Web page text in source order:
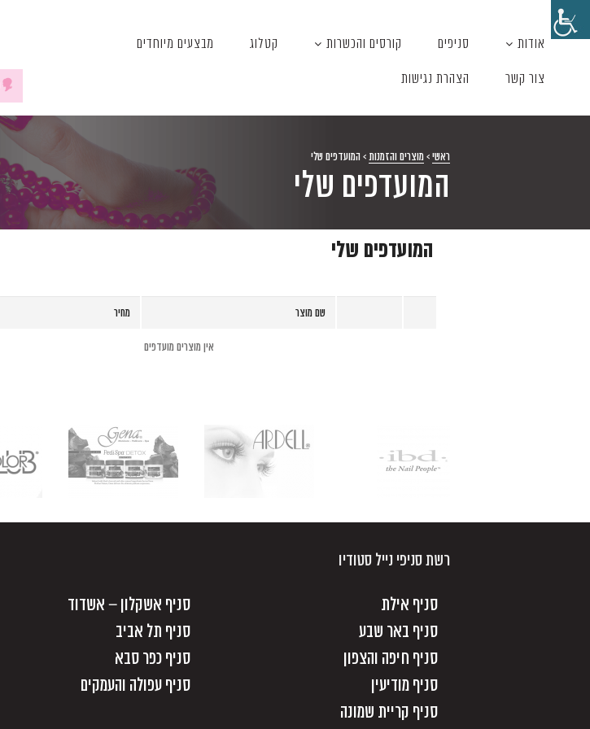
אודות סניפים קורסים והכשרות קטלוג מבצעים מיוחדים
צור קשר הצהרת נגישות
ראשי > מוצרים והזמנות > המועדפים שלי
המועדפים שלי
המועדפים שלי
שם מוצר מחיר
אין מוצרים מועדפים
רשת סניפי נייל סטודיו
סניף אילת
סניף אשקלון – אשדוד
סניף באר שבע
סניף תל אביב
סניף חיפה והצפון
סניף כפר סבא
סניף מודיעין
סניף עפולה והעמקים
סניף קריית שמונה